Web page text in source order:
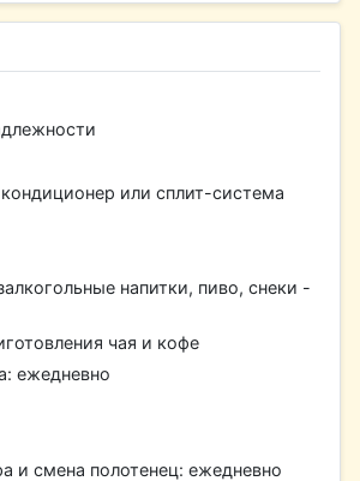
или сплит-система
напитки, пиво, снеки -
чая и кофе
ежедневно
и смена полотенец: ежедневно